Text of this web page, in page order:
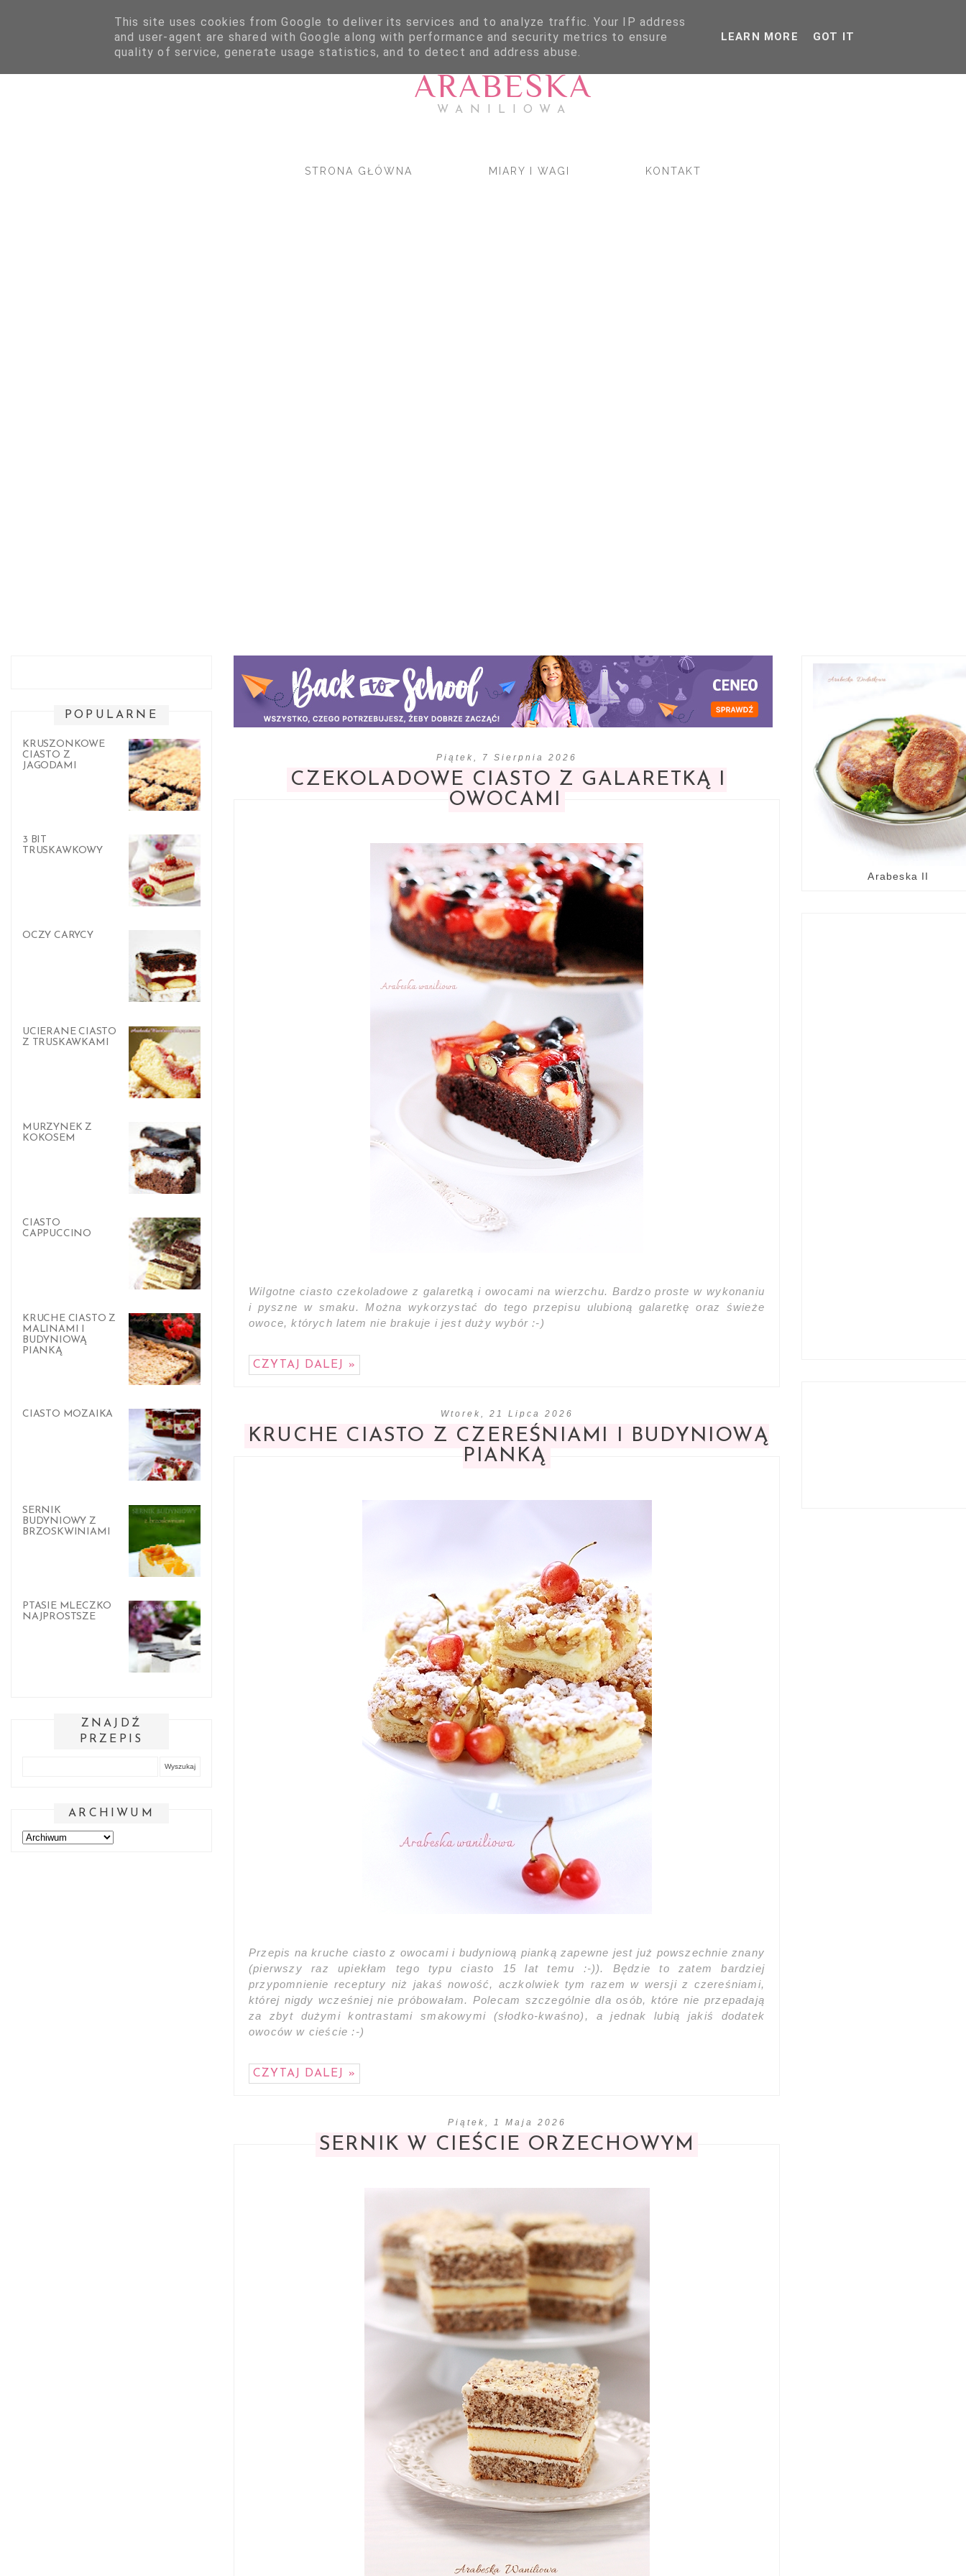
ARABESKA
WANILIOWA
STRONA GŁÓWNA MIARY I WAGI KONTAKT
Piątek, 7 Sierpnia 2026
CZEKOLADOWE CIASTO Z GALARETKĄ I
OWOCAMI
Wilgotne ciasto czekoladowe z galaretką i owocami na wierzchu. Bardzo proste w wykonaniu
i pyszne w smaku. Można wykorzystać do tego przepisu ulubioną galaretkę oraz świeże
owoce, których latem nie brakuje i jest duży wybór :-)
CZYTAJ DALEJ »
Wtorek, 21 Lipca 2026
KRUCHE CIASTO Z CZEREŚNIAMI I BUDYNIOWĄ
PIANKĄ
Przepis na kruche ciasto z owocami i budyniową pianką zapewne jest już powszechnie znany
(pierwszy raz upiekłam tego typu ciasto 15 lat temu :-)). Będzie to zatem bardziej
przypomnienie receptury niż jakaś nowość, aczkolwiek tym razem w wersji z czereśniami,
której nigdy wcześniej nie próbowałam. Polecam szczególnie dla osób, które nie przepadają
za zbyt dużymi kontrastami smakowymi (słodko-kwaśno), a jednak lubią jakiś dodatek
owoców w cieście :-)
CZYTAJ DALEJ »
Piątek, 1 Maja 2026
SERNIK W CIEŚCIE ORZECHOWYM
POPULARNE
KRUSZONKOWE
CIASTO Z
JAGODAMI
3 BIT
TRUSKAWKOWY
OCZY CARYCY
UCIERANE CIASTO
Z TRUSKAWKAMI
MURZYNEK Z
KOKOSEM
CIASTO
CAPPUCCINO
KRUCHE CIASTO Z
MALINAMI I
BUDYNIOWĄ
PIANKĄ
CIASTO MOZAIKA
SERNIK
BUDYNIOWY Z
BRZOSKWINIAMI
PTASIE MLECZKO
NAJPROSTSZE
ZNAJDŹ
PRZEPIS
ARCHIWUM
Arabeska II
This site uses cookies from Google to deliver its services and to analyze traffic. Your IP address
and user-agent are shared with Google along with performance and security metrics to ensure
quality of service, generate usage statistics, and to detect and address abuse.
LEARN MORE GOT IT